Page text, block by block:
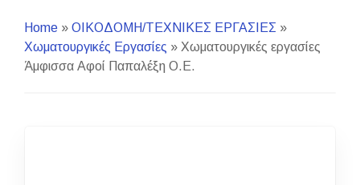
Home » ΟΙΚΟΔΟΜΗ/ΤΕΧΝΙΚΕΣ ΕΡΓΑΣΙΕΣ »
Χωματουργικές Εργασίες » Χωματουργικές εργασίες
Άμφισσα Αφοί Παπαλέξη Ο.Ε.